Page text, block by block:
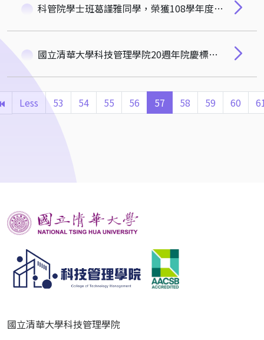
科管院學士班葛謹雅同學，榮獲108學年度梅貽琦獎章。
國立清華大學科技管理學院20週年院慶標語、標誌、微電影得獎名單公告！
Less 53 54 55 56 57 58 59 60
國立清華大學科技管理學院